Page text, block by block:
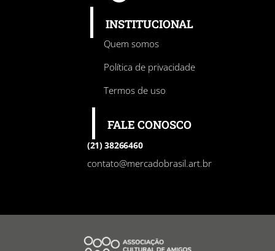
INSTITUCIONAL
Quem somos
Política de privacidade
Termos de uso
FALE CONOSCO
(21) 38266460
contato@mercadobrasil.art.br